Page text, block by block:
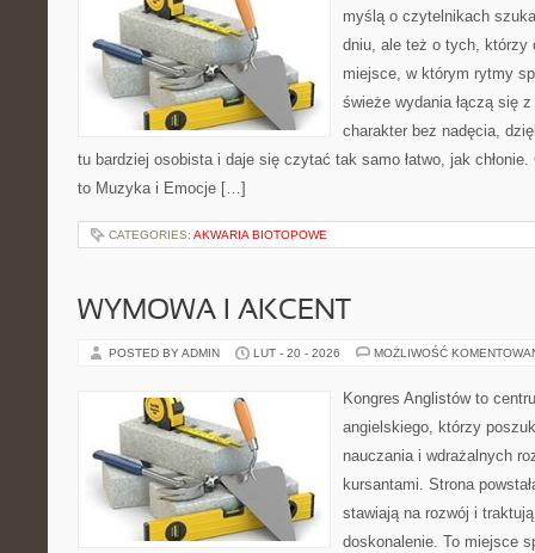
myślą o czytelnikach
dniu, ale też o tych, którzy
miejsce, w którym rytmy
świeże wydania łączą się
charakter bez nadęcia,
tu bardziej osobista i daje się czytać tak samo łatwo, jak
to Muzyka i Emocje […]
CATEGORIES: AKWARIA BIOTOPOWE
WYMOWA I AKCENT
POSTED BY ADMIN LUT - 20 - 2026 MOŻLIWOŚĆ
Kongres Anglistów to
angielskiego, którzy
nauczania i wdrażalnych
kursantami. Strona
stawiają na rozwój i
doskonalenie. To miejsce